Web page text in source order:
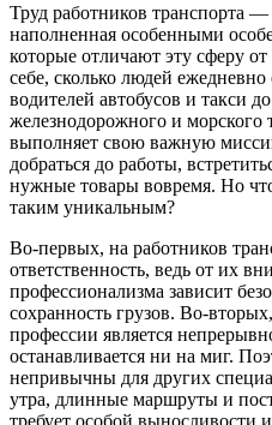
Труд работников транспорта —
наполненная особенными
которые отличают эту сферу
себе, сколько людей
водителей автобусов и такси
железнодорожного и
выполняет свою важную
добраться до работы,
нужные товары вовремя. Но
таким уникальным?
Во-первых, на работников
ответственность, ведь от их
профессионализма зависит
сохранность грузов. Во-
профессии является
останавливается ни на миг.
непривычны для других
утра, длинные маршруты и
требует особой выносливости